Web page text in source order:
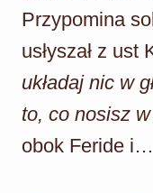
Przypomina
usłyszał z ust
układaj nic w
to, co nosisz
obok Feride